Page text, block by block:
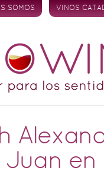
SOMOS VINOS
Juan en